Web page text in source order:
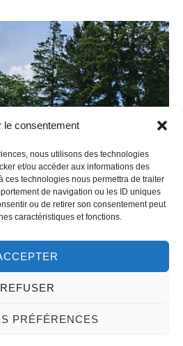
le consentement
nous utilisons des technologies
et/ou accéder aux informations des
ces technologies nous permettra de traiter
de navigation ou les ID uniques
ou de retirer son consentement peut
caractéristiques et fonctions.
REFUSER
PRÉFÉRENCES